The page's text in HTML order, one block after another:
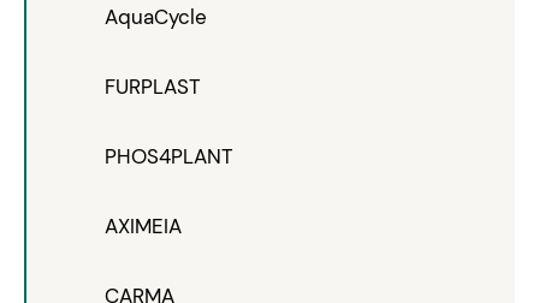
AquaCycle
FURPLAST
PHOS4PLANT
AXIMEIA
CARMA